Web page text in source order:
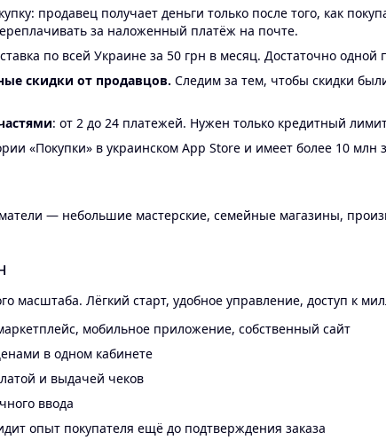
продавец получает деньги только после того, как
за наложенный платёж на почте.
по всей Украине за 50 грн в месяц. Достаточно одной
скидки от продавцов. Следим за тем, чтобы скидки
: от 2 до 24 платежей. Нужен только кредитный
«Покупки» в украинском App Store и имеет более 10 млн
— небольшие мастерские, семейные магазины,
масштаба. Лёгкий старт, удобное управление, доступ к
мобильное приложение, собственный сайт
в одном кабинете
и выдачей чеков
ввода
опыт покупателя ещё до подтверждения заказа